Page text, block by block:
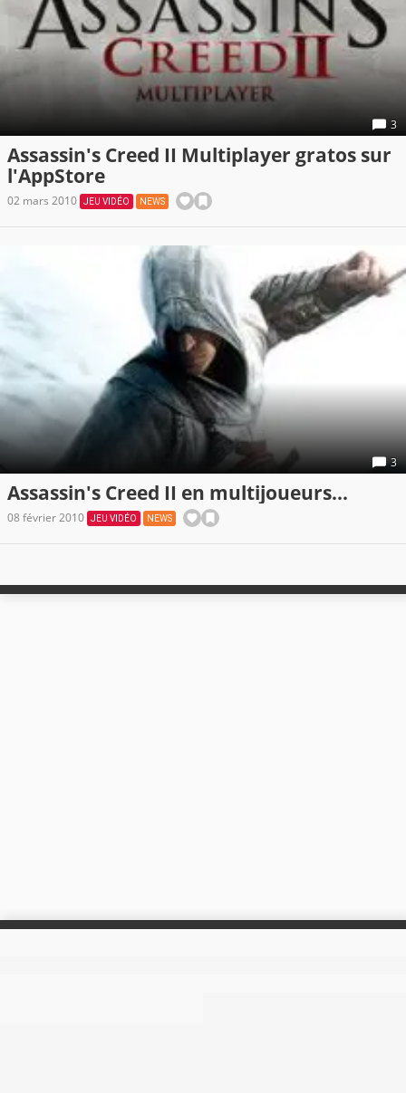
3
Assassin's Creed II Multiplayer gratos sur
l'AppStore
02 mars 2010 JEU VIDÉO NEWS
3
Assassin's Creed II en multijoueurs...
08 février 2010 JEU VIDÉO NEWS